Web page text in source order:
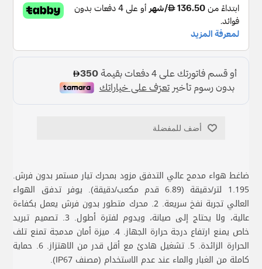
أضف للمفضلة
ضاغط هواء مدمج عالي التدفق مزود بمحرك تيار مستمر بدون فرش.
1.195 لتر/دقيقة (6.89 قدم مكعب/دقيقة). يوفر تدفق الهواء
العالي تجربة نفخ سريعة. 2. محرك متطور بدون فرش يعمل بكفاءة
عالية، ولا يحتاج إلى صيانة، ويدوم لفترة أطول. 3. تصميم تبريد
خاص يمنع ارتفاع درجة حرارة الجهاز. 4. ميزة أمان مدمجة تمنع تلف
الحرارة الزائدة. 5. تشغيل هادئ مع أقل قدر من الاهتزاز. 6. حماية
كاملة من الغبار والماء عند عدم الاستخدام (مصنف IP67).